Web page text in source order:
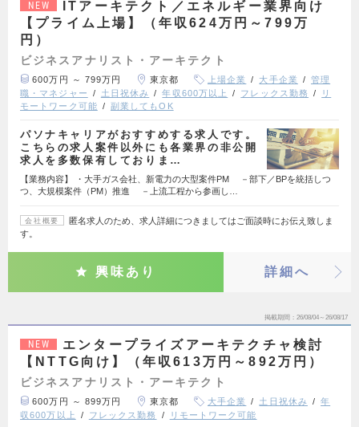
NEW
ITアーキテクト／エネルギー業界向け
【プライム上場】（年収624万円～799万
円）
ビジネスアナリスト・アーキテクト
600万円 ～ 799万円 東京都 上場企業 大手企業
管理
職・マネジャー
土日祝休み 年収600万以上 フレックス勤務
リ
モートワーク可能
副業してもOK
パソナキャリアがおすすめする求人です。
こちらの求人案件以外にも各業界の非公開
求人を多数保有しておりま…
【業務内容】 ・大手ガス会社、新電力の大型案件PM －部下／BPを統括しつ
つ、大規模案件（PM）推進 －上流工程から参画し…
会社概要
匿名求人のため、求人詳細につきましてはご面談時にお伝え致しま
す。
興味あり 詳細へ
掲載期間 26/08/04～26/08/17
NEW
エンタープライズアーキテクチャ検討
【NTTG向け】（年収613万円～892万円）
ビジネスアナリスト・アーキテクト
600万円 ～ 899万円 東京都 大手企業 土日祝休み
年
収600万以上
フレックス勤務 リモートワーク可能